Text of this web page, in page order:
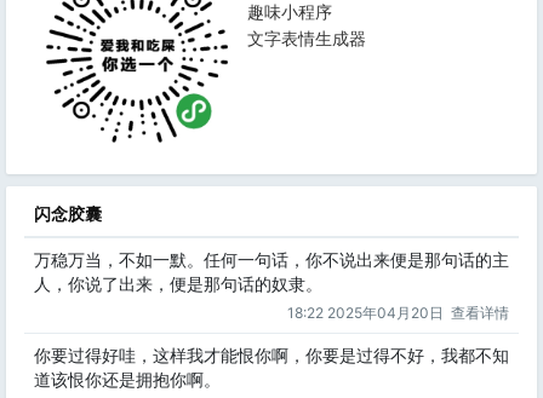
趣味小程序
文字表情生成器
闪念胶囊
万稳万当，不如一默。任何一句话，你不说出来便是那句话的主
人，你说了出来，便是那句话的奴隶。
18:22 2025年04月20日 查看详情
你要过得好哇，这样我才能恨你啊，你要是过得不好，我都不知
道该恨你还是拥抱你啊。